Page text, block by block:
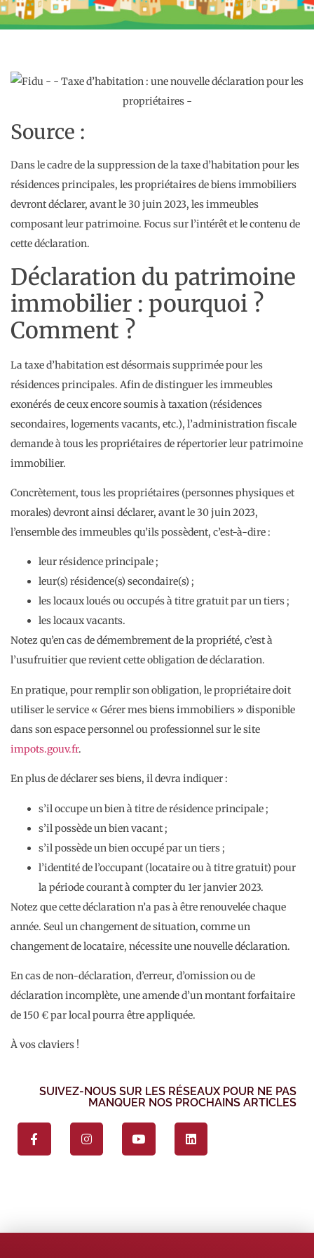
Source :
Dans le cadre de la suppression de la taxe d’habitation pour les
résidences principales, les propriétaires de biens immobiliers
devront déclarer, avant le 30 juin 2023, les immeubles
composant leur patrimoine. Focus sur l’intérêt et le contenu de
cette déclaration.
Déclaration du patrimoine
immobilier : pourquoi ?
Comment ?
La taxe d’habitation est désormais supprimée pour les
résidences principales. Afin de distinguer les immeubles
exonérés de ceux encore soumis à taxation (résidences
secondaires, logements vacants, etc.), l’administration fiscale
demande à tous les propriétaires de répertorier leur patrimoine
immobilier.
Concrètement, tous les propriétaires (personnes physiques et
morales) devront ainsi déclarer, avant le 30 juin 2023,
l’ensemble des immeubles qu’ils possèdent, c’est-à-dire :
leur résidence principale ;
leur(s) résidence(s) secondaire(s) ;
les locaux loués ou occupés à titre gratuit par un tiers ;
les locaux vacants.
Notez qu’en cas de démembrement de la propriété, c’est à
l’usufruitier que revient cette obligation de déclaration.
En pratique, pour remplir son obligation, le propriétaire doit
utiliser le service « Gérer mes biens immobiliers » disponible
dans son espace personnel ou professionnel sur le site
impots.gouv.fr.
En plus de déclarer ses biens, il devra indiquer :
s’il occupe un bien à titre de résidence principale ;
s’il possède un bien vacant ;
s’il possède un bien occupé par un tiers ;
l’identité de l’occupant (locataire ou à titre gratuit) pour
la période courant à compter du 1er janvier 2023.
Notez que cette déclaration n’a pas à être renouvelée chaque
année. Seul un changement de situation, comme un
changement de locataire, nécessite une nouvelle déclaration.
En cas de non-déclaration, d’erreur, d’omission ou de
déclaration incomplète, une amende d’un montant forfaitaire
de 150 € par local pourra être appliquée.
À vos claviers !
SUIVEZ-NOUS SUR LES RÉSEAUX POUR NE PAS
MANQUER NOS PROCHAINS ARTICLES